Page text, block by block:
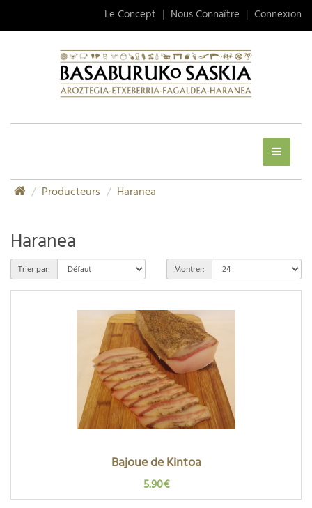
Le Concept Nous Connaître Connexion
Producteurs Haranea
Haranea
Trier par: Montrer:
Bajoue de Kintoa
5.90€